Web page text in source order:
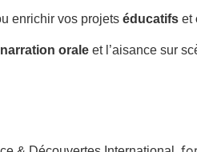
enrichir vos projets éducatifs et
narration orale et l’aisance sur